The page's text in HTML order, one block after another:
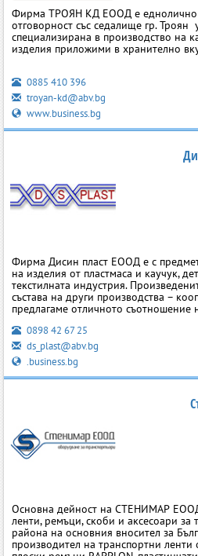
Фирма ТРОЯН КД ЕООД е еднолично
отговорност със седалище гр.
специализирана в производство на
изделия приложими в хранително
0885 410 396
troyan-kd@abv.bg
www.business.bg
Фирма Дисин пласт ЕООД е с
на изделия от пластмаса и каучук,
текстилната индустрия.
състава на други производства –
предлагаме отличното съотношение
0898 42 67 25
ds_plast@abv.bg
.business.bg
Основна дейност на СТЕНИМАР ЕООД
ленти, ремъци, скоби и аксесоари за
района на основния вносител за
производител на транспортни ленти